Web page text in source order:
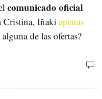
comunicado oficial
Cristina, Iñakiapenas
de las ofertas?